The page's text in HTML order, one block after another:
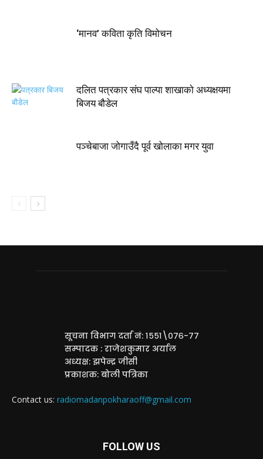
‘मानव’ कविता कृति विमोचन
दलित पत्रकार संघ पाल्पा शाखाकाे अध्यक्षयमा
बिजय बौडेल
पञ्चेबाजा जोगाउँदै पूर्व खोलाका मगर युवा
सूचना विभाग दर्ता नं: १५५१\०७६-७७
सम्पादक : राजेशकुमार अर्याल
अध्यक्ष: झपेन्द्र जीसी
प्रकाशक: बोली पत्रिका
Contact us: radiomadanpokharaoff@gmail.com
FOLLOW US